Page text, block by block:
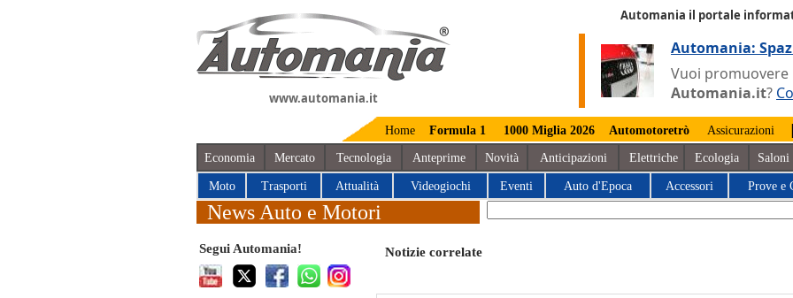
www.automania.it
Automania il portale
Automania:
Vuoi promuovere
Automania.it?
Home Formula 1 1000 Miglia 2026 Automotoretrò Assicurazioni |
Economia Mercato Tecnologia Anteprime Novità Anticipazioni Elettriche Ecologia Saloni
Moto Trasporti Attualità Videogiochi Eventi Auto d'Epoca Accessori Prove e
News Auto e Motori
Segui Automania! Notizie correlate